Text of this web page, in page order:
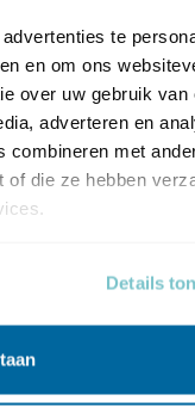
te
en om ons
over uw gebruik van
adverteren en
combineren met
of die ze hebben
Details
recreatie